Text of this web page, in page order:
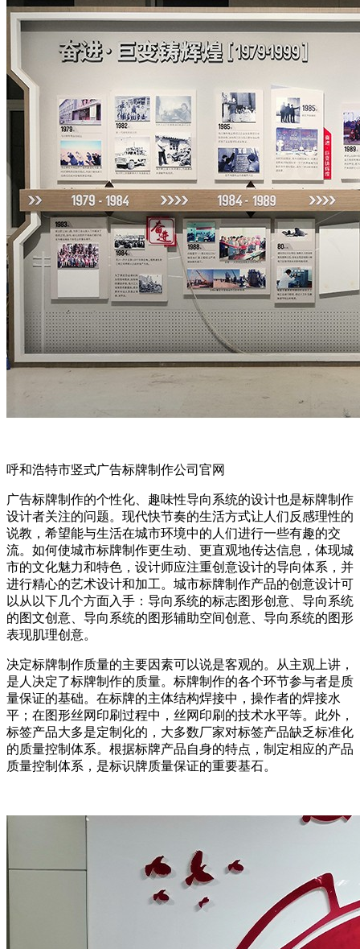
呼和浩特市竖式广告标牌制作公司官网
广告标牌制作的个性化、趣味性导向系统的设计也是标牌制作
设计者关注的问题。现代快节奏的生活方式让人们反感理性的
说教，希望能与生活在城市环境中的人们进行一些有趣的交
流。如何使城市标牌制作更生动、更直观地传达信息，体现城
市的文化魅力和特色，设计师应注重创意设计的导向体系，并
进行精心的艺术设计和加工。城市标牌制作产品的创意设计可
以从以下几个方面入手：导向系统的标志图形创意、导向系统
的图文创意、导向系统的图形辅助空间创意、导向系统的图形
表现肌理创意。
决定标牌制作质量的主要因素可以说是客观的。从主观上讲，
是人决定了标牌制作的质量。标牌制作的各个环节参与者是质
量保证的基础。在标牌的主体结构焊接中，操作者的焊接水
平；在图形丝网印刷过程中，丝网印刷的技术水平等。此外，
标签产品大多是定制化的，大多数厂家对标签产品缺乏标准化
的质量控制体系。根据标牌产品自身的特点，制定相应的产品
质量控制体系，是标识牌质量保证的重要基石。